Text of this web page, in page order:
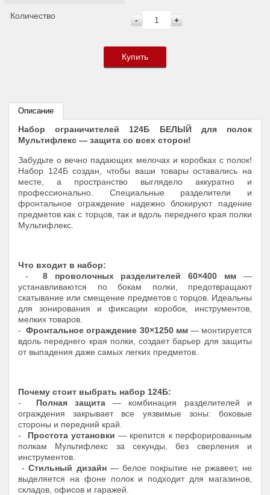
Количество - +
Купить
Описание
Набор ограничителей 124Б БЕЛЫЙ для полок
Мультифлекс — защита со всех сторон!
Забудьте о вечно падающих мелочах и коробках с полок!
Набор 124Б создан, чтобы ваши товары оставались на
месте, а пространство выглядело аккуратно и
профессионально. Специальные разделители и
фронтальное ограждение надежно блокируют падение
предметов как с торцов, так и вдоль переднего края полки
Мультифлекс.
Что входит в набор:
- 8 проволочных разделителей 60×400 мм —
устанавливаются по бокам полки, предотвращают
скатывание или смещение предметов с торцов. Идеальны
для зонирования и фиксации коробок, инструментов,
мелких товаров.
-Фронтальное ограждение 30×1250 мм— монтируется
вдоль переднего края полки, создает барьер для защиты
от выпадения даже самых легких предметов.
Почему стоит выбрать набор 124Б:
- Полная защита— комбинация разделителей и
ограждения закрывает все уязвимые зоны: боковые
стороны и передний край.
- Простота установки — крепится к перфорированным
полкам Мультифлекс за секунды, без сверления и
инструментов.
-Стильный дизайн— белое покрытие не ржавеет, не
выделяется на фоне полок и подходит для магазинов,
складов, офисов и гаражей.